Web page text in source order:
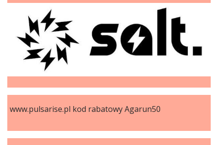
www.pulsarise.pl kod rabatowy Agarun50